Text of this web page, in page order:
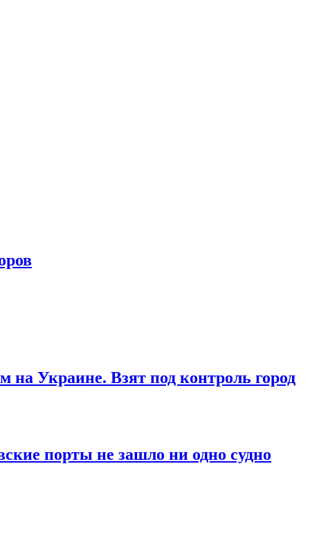
на Украине. Взят под контроль город
порты не зашло ни одно судно